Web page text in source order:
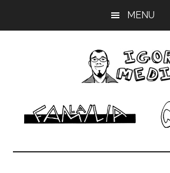
MENU
Igor
Medio
dibujante